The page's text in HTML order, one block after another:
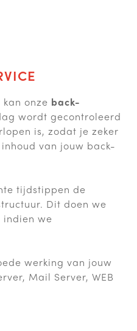
onze back-
wordt gecontroleerd
is, zodat je zeker
van jouw back-
tijdstippen de
Dit doen we
we
werking van jouw
Mail Server, WEB